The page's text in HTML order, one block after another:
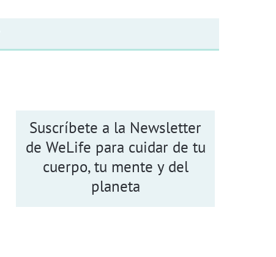
Suscríbete a la Newsletter
de WeLife para cuidar de tu
cuerpo, tu mente y del
planeta